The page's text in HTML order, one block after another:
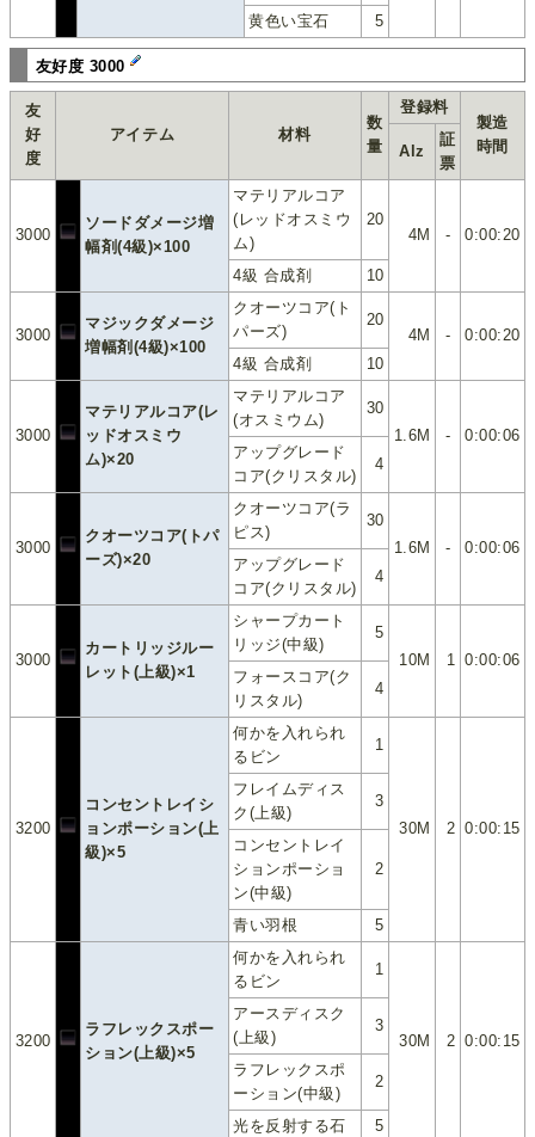
黄色い宝石 5
友好度 3000
友
好
度
アイテム 材料
数
量
登録料
製造
時間
Alz
証
票
3000
ソードダメージ増
幅剤(4級)×100
マテリアルコア
(レッドオスミウ
ム)
20
4M
- 0:00:20
4級 合成剤 10
3000
マジックダメージ
増幅剤(4級)×100
クオーツコア(ト
パーズ)
20
4M
-
0:00:20
4級 合成剤
10
3000
マテリアルコア(レ
ッドオスミウ
ム)×20
マテリアルコア
(オスミウム)
30
1.6M
-
0:00:06
アップグレード
コア(クリスタル)
4
3000
クオーツコア(トパ
ーズ)×20
クオーツコア(ラ
ピス)
30
1.6M
-
0:00:06
アップグレード
コア(クリスタル)
4
3000
カートリッジルー
レット(上級)×1
シャープカート
リッジ(中級)
5
10M
1
0:00:06
フォースコア(ク
リスタル)
4
3200
コンセントレイシ
ョンポーション(上
級)×5
何かを入れられ
るビン
1
30M 2 0:00:15
フレイムディス
ク(上級)
3
コンセントレイ
ションポーショ
ン(中級)
2
青い羽根 5
3200
ラフレックスポー
ション(上級)×5
何かを入れられ
るビン
1
30M 2 0:00:15
アースディスク
(上級)
3
ラフレックスポ
ーション(中級)
2
光を反射する石 5